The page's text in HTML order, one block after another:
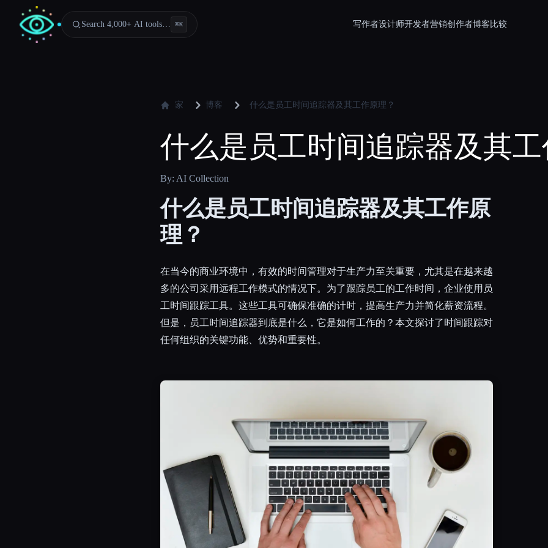
Search 4,000+ AI tools… ⌘K 写作者设计师开发者营销创作者博客 比较
家 博客 什么是员工时间追踪器及其工作原理？
什么是员工时间追踪器及其
By: AI Collection
什么是员工时间追踪器及其工作原
理？
在当今的商业环境中，有效的时间管理对于生产力至关重要，尤其是在越来越
多的公司采用远程工作模式的情况下。为了跟踪员工的工作时间，企业使用员
工时间跟踪工具。这些工具可确保准确的计时，提高生产力并简化薪资流程。
但是，员工时间追踪器到底是什么，它是如何工作的？本文探讨了时间跟踪对
任何组织的关键功能、优势和重要性。